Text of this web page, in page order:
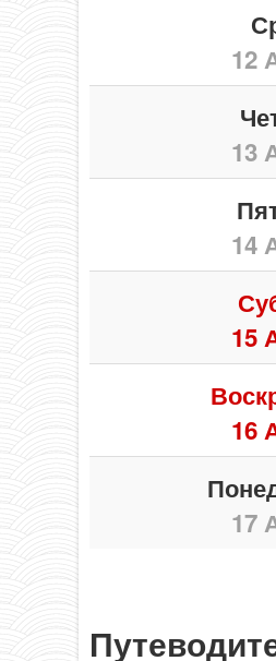
12
13
14
15
16
17